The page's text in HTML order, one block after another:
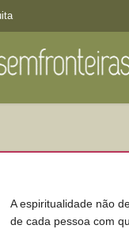
A espiritualidade não
de cada pessoa com